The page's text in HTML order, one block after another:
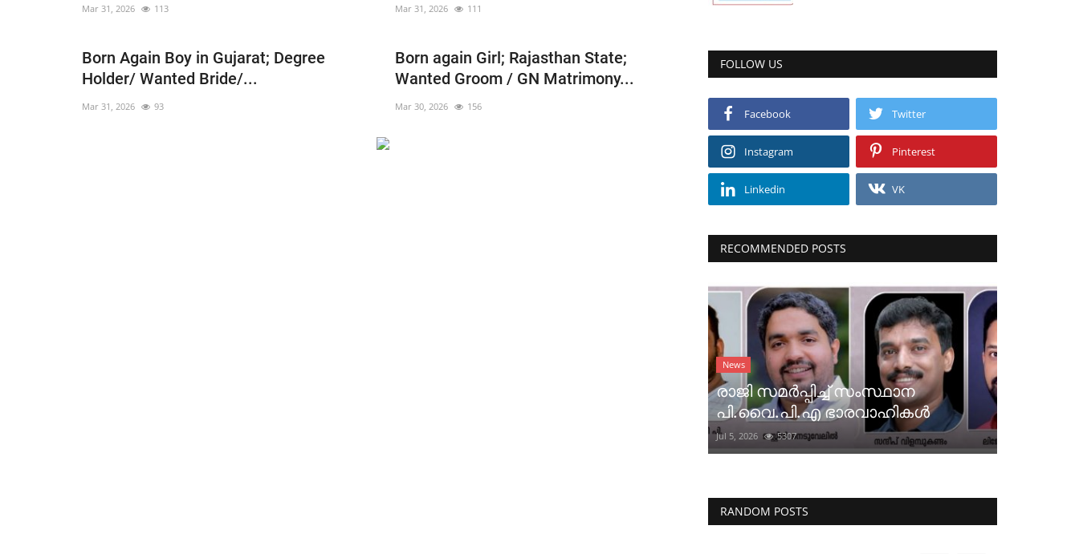
Mar 31, 2026 113 Mar 31, 2026 111
Born Again Boy in Gujarat; Degree
Holder/ Wanted Bride/...
Mar 31, 2026 93
Born again Girl; Rajasthan State;
Wanted Groom / GN Matrimony...
Mar 30, 2026 156
FOLLOW US
Facebook Twitter
Instagram Pinterest
Linkedin VK
RECOMMENDED POSTS
News
രാജി സമർപ്പിച്ച് സംസ്ഥാന
പി.വൈ.പി.എ ഭാരവാഹികൾ
Jul 5, 2026 5307
RANDOM POSTS